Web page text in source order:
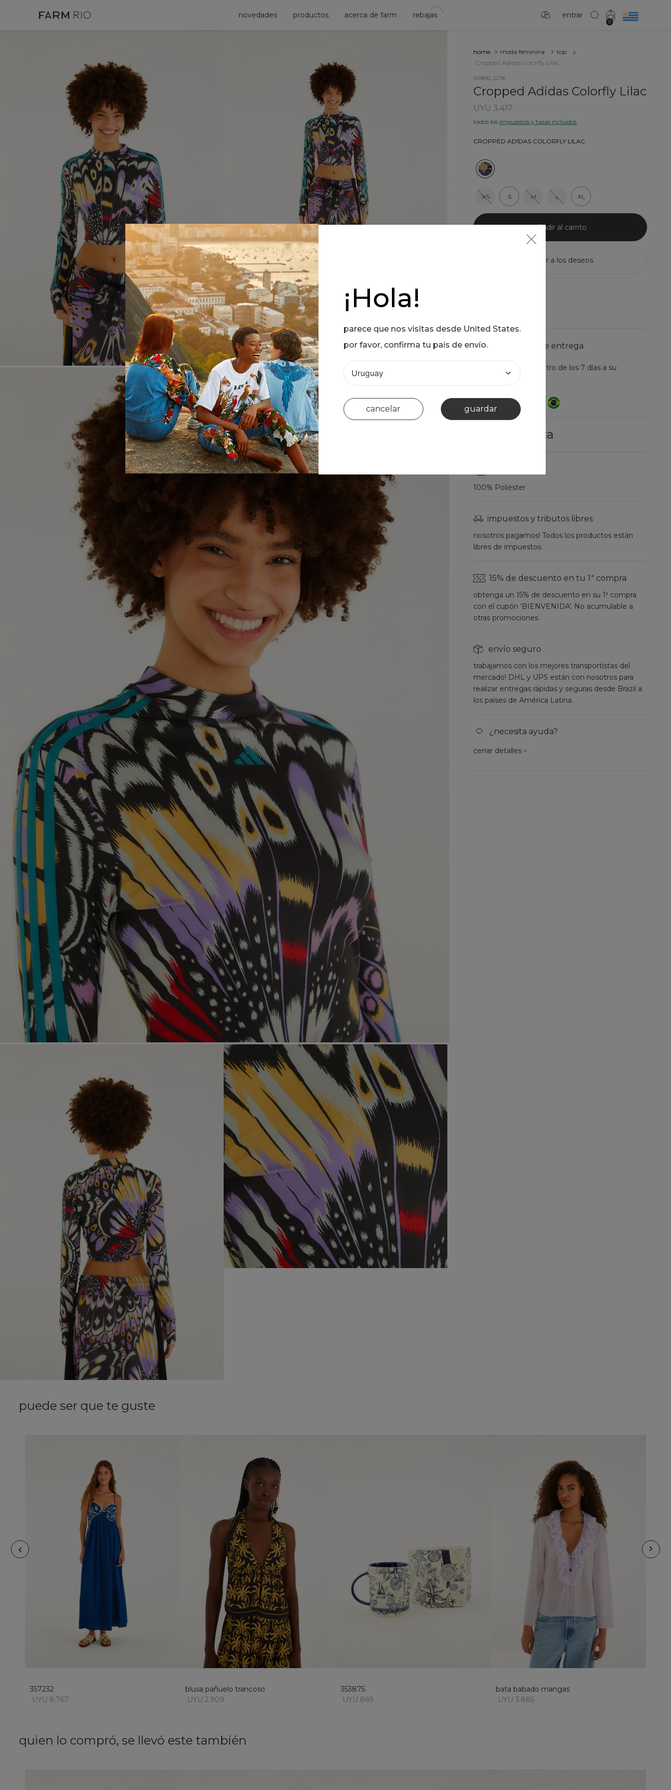
novedades productos acerca de farm rebajas entrar
0
¡Hola!
parece que nos visitas desde United States.
por favor, confirma tu país de envío.
cancelar guardar
moda feminina
top
Cropped Adidas Colorfly Lilac
349892_2276
Cropped Adidas Colorfly Lilac
UYU 3.417
todos los impuestos y tasas incluidos
CROPPED ADIDAS COLORFLY LILAC
XS S M L XL
añadir al carrito
información de entrega
entrega prevista dentro de los 7 días a su
enviado desde Brasil
sobre la pieza
100% Poliéster
impuestos y tributos libres
nosotros pagamos! Todos los productos están
libres de impuestos.
15% de descuento en tu 1ª compra
obtenga un 15% de descuento en su 1ª compra
con el cupón 'BIENVENIDA'. No acumulable a
otras promociones.
envío seguro
trabajamos con los mejores transportistas del
mercado! DHL y UPS están con nosotros para
realizar entregas rápidas y seguras desde Brazil a
los países de América Latina.
¿necesita ayuda?
cerrar detalles
puede ser que te guste
añadir al carrito
357232
UYU 8.767
XL
M L
añadir al carrito
blusa pañuelo trancoso
UYU 2.909
353875
UYU 869
XL
añadir al carrito
bata babado mangas
UYU 3.885
quien lo compró, se llevó este también